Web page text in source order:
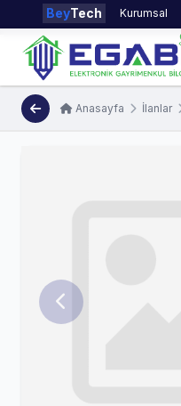
BeyTech Kurumsal
Anasayfa İlanlar